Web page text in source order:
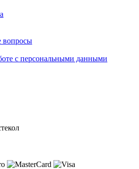
вопросы
с персональными данными